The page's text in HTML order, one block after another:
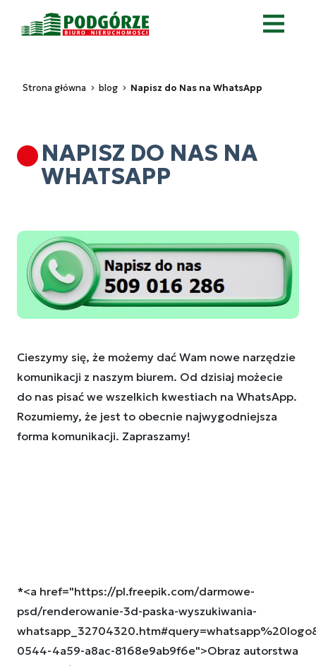
Strona główna blog Napisz do Nas na WhatsApp
NAPISZ DO NAS NA
WHATSAPP
Cieszymy się, że możemy dać Wam nowe narzędzie
komunikacji z naszym biurem. Od dzisiaj możecie
do nas pisać we wszelkich kwestiach na WhatsApp.
Rozumiemy, że jest to obecnie najwygodniejsza
forma komunikacji. Zapraszamy!
*<a href="https://pl.freepik.com/darmowe-
psd/renderowanie-3d-paska-wyszukiwania-
0544-4a59-a8ac-8168e9ab9f6e">Obraz autorstwa